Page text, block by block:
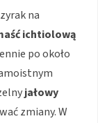
na
ichtiolową
po około
jałowy
zmiany. W